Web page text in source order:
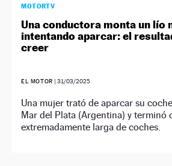
MOTORTV
Una conductora monta un lío
intentando aparcar: el
creer
EL MOTOR |31/03/2025
Una mujer trató de aparcar su
Mar del Plata (Argentina) y terminó
extremadamente larga de coches.